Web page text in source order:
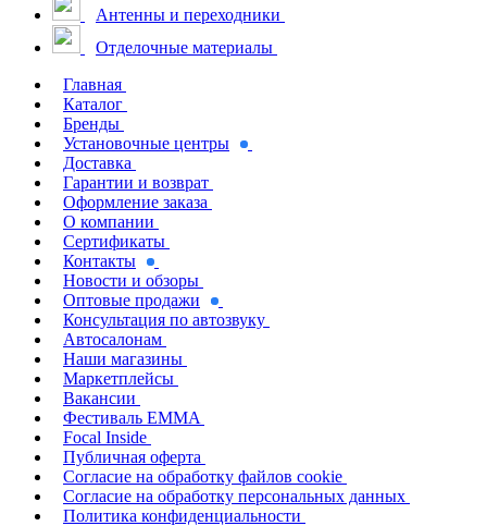
Антенны и переходники
Отделочные материалы
Главная
Каталог
Бренды
Установочные центры
Доставка
Гарантии и возврат
Оформление заказа
О компании
Сертификаты
Контакты
Новости и обзоры
Оптовые продажи
Консультация по автозвуку
Автосалонам
Наши магазины
Маркетплейсы
Вакансии
Фестиваль EMMA
Focal Inside
Публичная оферта
Согласие на обработку файлов cookie
Согласие на обработку персональных данных
Политика конфиденциальности